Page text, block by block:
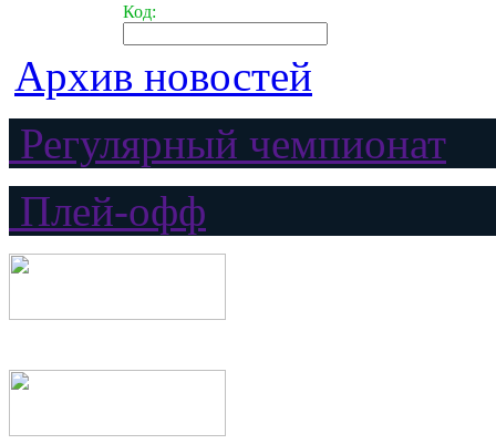
Код:
Архив новостей
Регулярный чемпионат
Плей-офф